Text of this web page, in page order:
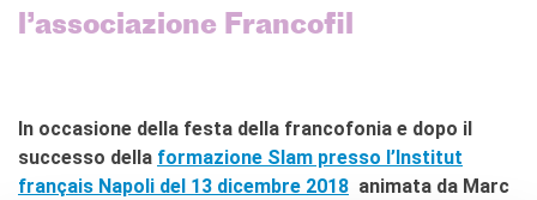
CERCA
l’associazione Francofil
In occasione della festa della francofonia e dopo il
successo della formazione Slam presso l’Institut
français Napoli del 13 dicembre 2018 animata da Marc